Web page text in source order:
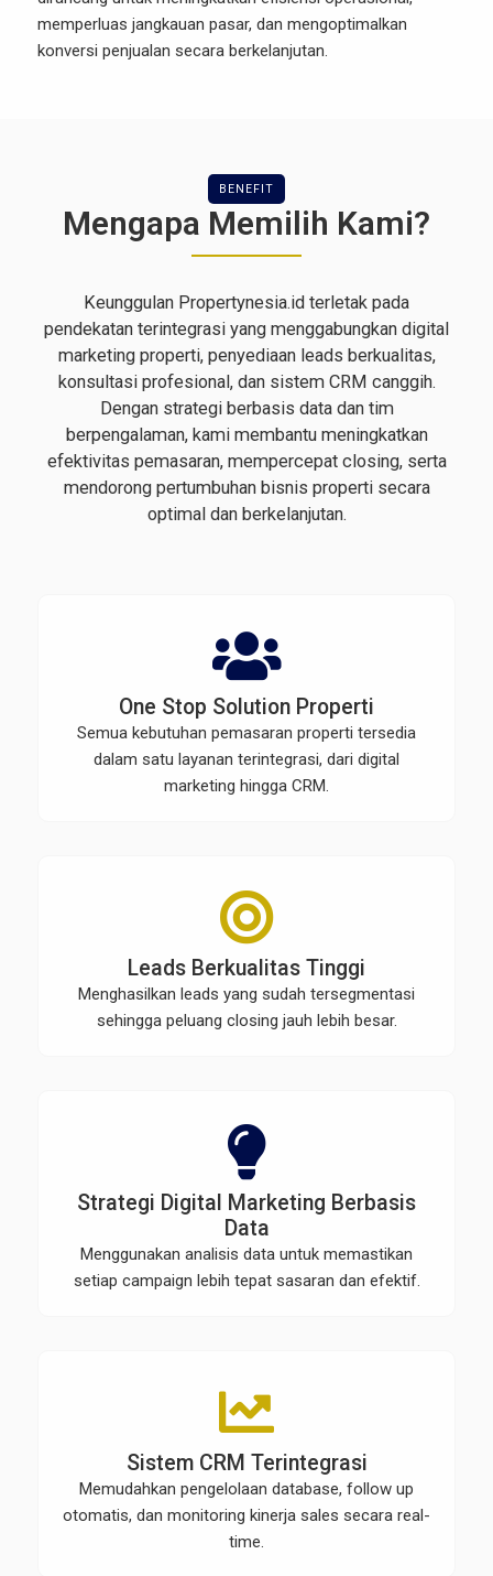
memperluas jangkauan pasar, dan mengoptimalkan
konversi penjualan secara berkelanjutan.
BENEFIT
Mengapa Memilih Kami?
Keunggulan Propertynesia.id terletak pada
pendekatan terintegrasi yang menggabungkan digital
marketing properti, penyediaan leads berkualitas,
konsultasi profesional, dan sistem CRM canggih.
Dengan strategi berbasis data dan tim
berpengalaman, kami membantu meningkatkan
efektivitas pemasaran, mempercepat closing, serta
mendorong pertumbuhan bisnis properti secara
optimal dan berkelanjutan.
One Stop Solution Properti
Semua kebutuhan pemasaran properti tersedia
dalam satu layanan terintegrasi, dari digital
marketing hingga CRM.
Leads Berkualitas Tinggi
Menghasilkan leads yang sudah tersegmentasi
sehingga peluang closing jauh lebih besar.
Strategi Digital Marketing Berbasis
Data
Menggunakan analisis data untuk memastikan
setiap campaign lebih tepat sasaran dan efektif.
Sistem CRM Terintegrasi
Memudahkan pengelolaan database, follow up
otomatis, dan monitoring kinerja sales secara real-
time.